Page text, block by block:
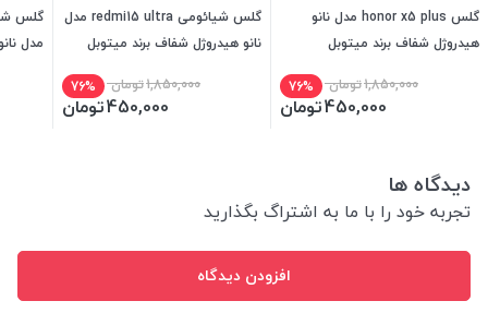
گلس honor x5 plus مدل نانو
هیدروژل شفاف برند میتوبل
1,850,000تومان 76%
450,000تومان
گلس شیائومی redmi15 ultra مدل
نانو هیدروژل شفاف برند میتوبل
1,850,000تومان 76%
450,000تومان
مدل
دیدگاه ها
تجربه خود را با ما به اشتراگ بگذارید
افزودن دیدگاه